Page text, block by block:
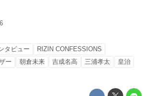
タビュー
RIZIN CONFESSIONS
ー
朝倉未来 吉成名高 三浦孝太
皇治